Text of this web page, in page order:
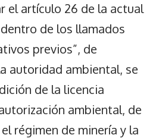
el artículo 26 de la actual
de los llamados
previos”, de
autoridad ambiental, se
de la licencia
ambiental, de
régimen de minería y la